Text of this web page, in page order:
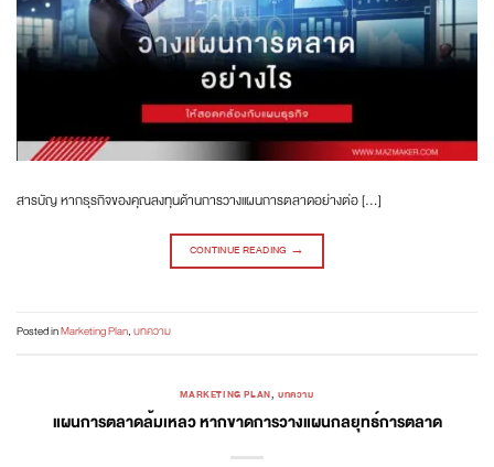
สารบัญ หากธุรกิจของคุณลงทุนด้านการวางแผนการตลาดอย่างต่อ […]
CONTINUE READING →
Posted inMarketing Plan,บทความ
MARKETING PLAN, บทความ
แผนการตลาดล้มเหลว หากขาดการวางแผนกลยุทธ์การตลาด